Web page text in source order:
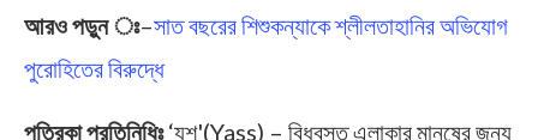
আরও পড়ুন ঃ–সাত বছরের শিশুকন্যাকে শ্লীলতাহানির অভিযোগ
পুরোহিতের বিরুদ্ধে
পত্রিকা প্রতিনিধিঃ‘যশ'(Yass) – বিধ্বস্ত এলাকার মানুষের জন্য